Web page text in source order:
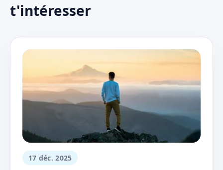
t'intéresser
17 déc. 2025